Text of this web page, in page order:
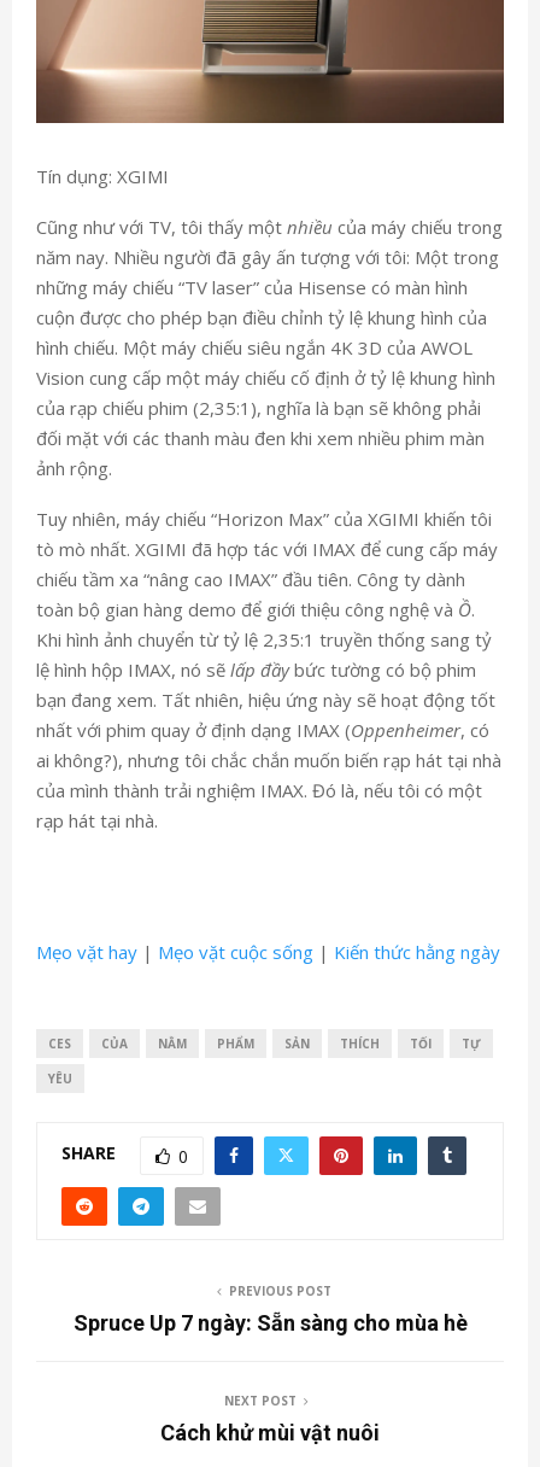
Tín dụng: XGIMI
Cũng như với TV, tôi thấy một nhiều của máy chiếu trong
năm nay. Nhiều người đã gây ấn tượng với tôi: Một trong
những máy chiếu “TV laser” của Hisense có màn hình
cuộn được cho phép bạn điều chỉnh tỷ lệ khung hình của
hình chiếu. Một máy chiếu siêu ngắn 4K 3D của AWOL
Vision cung cấp một máy chiếu cố định ở tỷ lệ khung hình
của rạp chiếu phim (2,35:1), nghĩa là bạn sẽ không phải
đối mặt với các thanh màu đen khi xem nhiều phim màn
ảnh rộng.
Tuy nhiên, máy chiếu “Horizon Max” của XGIMI khiến tôi
tò mò nhất. XGIMI đã hợp tác với IMAX để cung cấp máy
chiếu tầm xa “nâng cao IMAX” đầu tiên. Công ty dành
toàn bộ gian hàng demo để giới thiệu công nghệ và Ồ.
Khi hình ảnh chuyển từ tỷ lệ 2,35:1 truyền thống sang tỷ
lệ hình hộp IMAX, nó sẽ lấp đầybức tường có bộ phim
bạn đang xem. Tất nhiên, hiệu ứng này sẽ hoạt động tốt
nhất với phim quay ở định dạng IMAX (Oppenheimer, có
ai không?), nhưng tôi chắc chắn muốn biến rạp hát tại nhà
của mình thành trải nghiệm IMAX. Đó là, nếu tôi có một
rạp hát tại nhà.
Mẹo vặt hay | Mẹo vặt cuộc sống | Kiến thức hằng ngày
CES CỦA NẰM PHẨM SẢN THÍCH TỐI TỰ
YÊU
SHARE 0
PREVIOUS POST
Spruce Up 7 ngày: Sẵn sàng cho mùa hè
NEXT POST
Cách khử mùi vật nuôi